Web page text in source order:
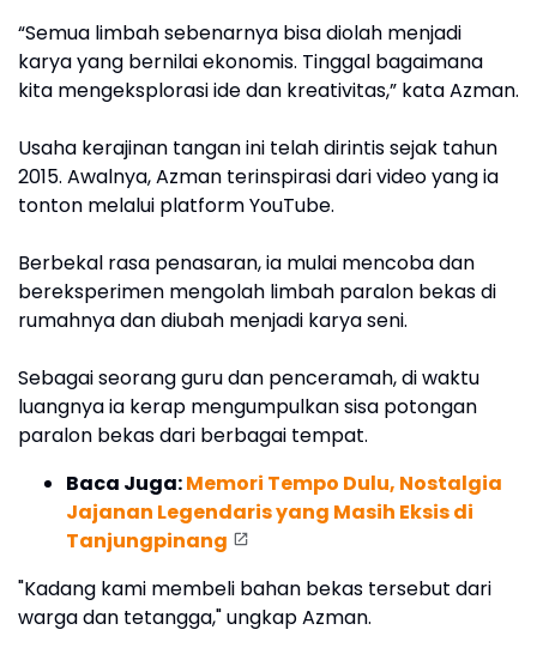
“Semua limbah sebenarnya bisa diolah menjadi
karya yang bernilai ekonomis. Tinggal bagaimana
kita mengeksplorasi ide dan kreativitas,” kata Azman.
Usaha kerajinan tangan ini telah dirintis sejak tahun
2015. Awalnya, Azman terinspirasi dari video yang ia
tonton melalui platform YouTube.
Berbekal rasa penasaran, ia mulai mencoba dan
bereksperimen mengolah limbah paralon bekas di
rumahnya dan diubah menjadi karya seni.
Sebagai seorang guru dan penceramah, di waktu
luangnya ia kerap mengumpulkan sisa potongan
paralon bekas dari berbagai tempat.
Baca Juga:Memori Tempo Dulu, Nostalgia
Jajanan Legendaris yang Masih Eksis di
Tanjungpinang
"Kadang kami membeli bahan bekas tersebut dari
warga dan tetangga," ungkap Azman.